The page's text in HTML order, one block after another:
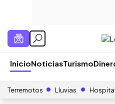
InicioNoticiasTurismo
Terremotos Lluvias